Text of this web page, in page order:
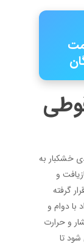
خشکبار به
و
گرفته
با دوام و
و حرارت
تا